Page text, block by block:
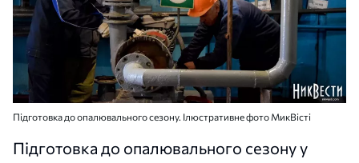
Підготовка до опалювального сезону. Ілюстративне фото МикВісті
Підготовка до опалювального сезону у